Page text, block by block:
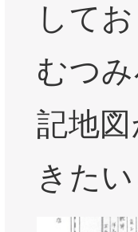
して
むつ
記地
きた